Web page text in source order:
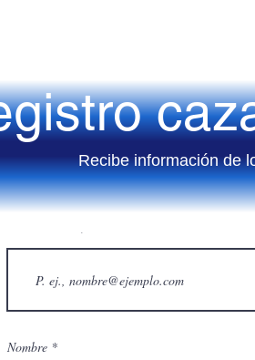
Nombre
Recibe información de